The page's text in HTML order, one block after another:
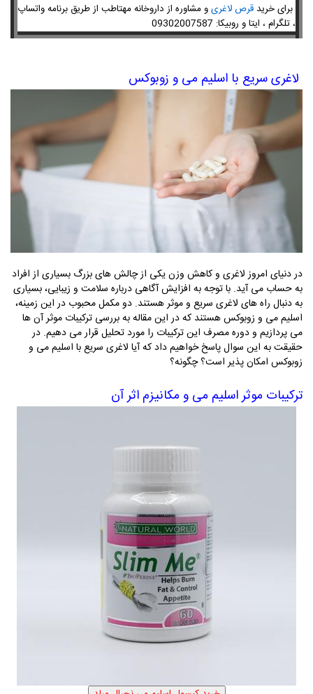
برای خرید قرص لاغریو مشاوره از داروخانه مهتاطب از طریق برنامه واتساپ
، تلگرام ، ایتا و روبیکا: 09302007587
لاغری سریع با اسلیم می و زوبوکس
در دنیای امروز لاغری و کاهش وزن یکی از چالش های بزرگ بسیاری از افراد
به حساب می آید. با توجه به افزایش آگاهی درباره سلامت و زیبایی، بسیاری
به دنبال راه های لاغری سریع و موثر هستند. دو مکمل محبوب در این زمینه،
اسلیم می و زوبوکس هستند که در این مقاله به بررسی ترکیبات موثر آن ها
می پردازیم و دوره مصرف این ترکیبات را مورد تحلیل قرار می دهیم. در
حقیقت به این سوال پاسخ خواهیم داد که آیا لاغری سریع با اسلیم می و
زوبوکس امکان پذیر است؟ چگونه؟
ترکیبات موثر اسلیم می و مکانیزم اثر آن